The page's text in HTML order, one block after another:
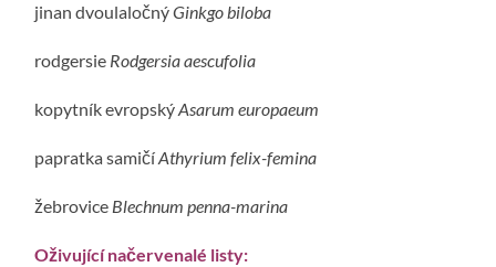
jinan dvoulaločnýGinkgo biloba
rodgersie Rodgersia aescufolia
kopytník evropskýAsarum europaeum
papratka samičíAthyrium felix-femina
žebrovice Blechnum penna-marina
Oživující načervenalé listy: